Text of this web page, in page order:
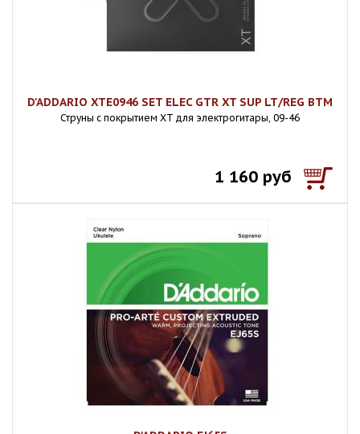
D'ADDARIO XTE0946 SET ELEC GTR XT SUP LT/REG BTM
Струны с покрытием XT для электрогитары, 09-46
1 160 руб